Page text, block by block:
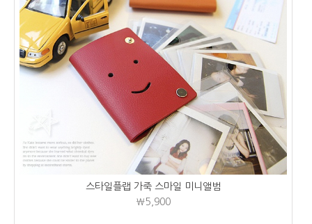
스타일플랩 가죽 스마일 미니앨범
₩5,900